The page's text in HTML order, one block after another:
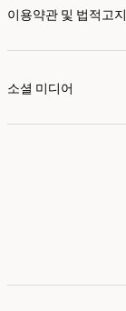
이용약관 및 법적고지
소셜 미디어